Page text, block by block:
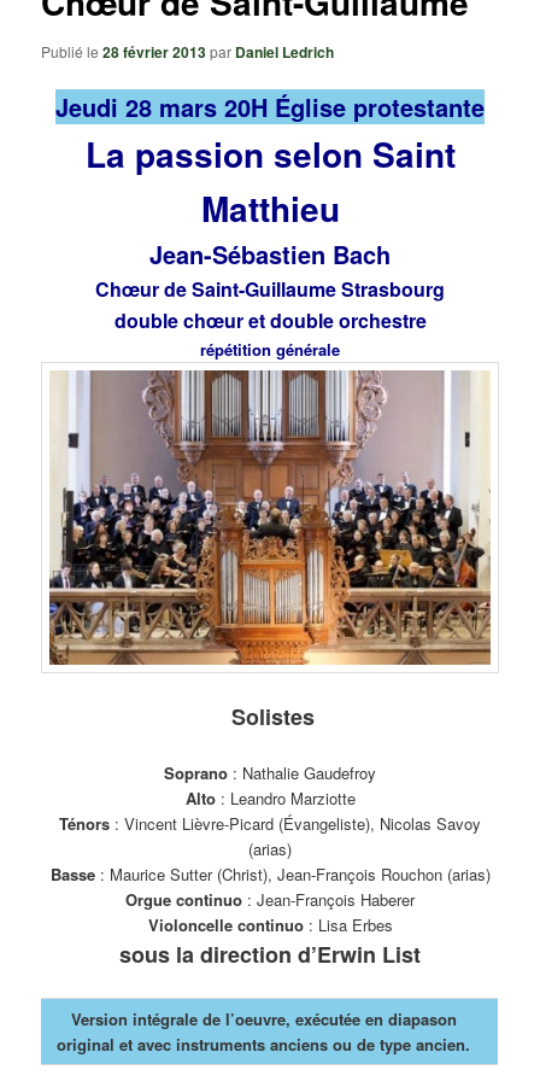
Publié le28 février 2013par Daniel Ledrich
Jeudi 28 mars 20H Église protestante
La passion selon Saint
Matthieu
Jean-Sébastien Bach
Chœur de Saint-Guillaume Strasbourg
double chœur et double orchestre
répétition générale
Solistes
Soprano : Nathalie Gaudefroy
Alto: Leandro Marziotte
Ténors : Vincent Lièvre-Picard (Évangeliste), Nicolas Savoy
(arias)
Basse : Maurice Sutter (Christ), Jean-François Rouchon (arias)
Orgue continuo : Jean-François Haberer
Violoncelle continuo: Lisa Erbes
sous la direction d’Erwin List
Version intégrale de l’oeuvre, exécutée en diapason
original et avec instruments anciens ou de type ancien.